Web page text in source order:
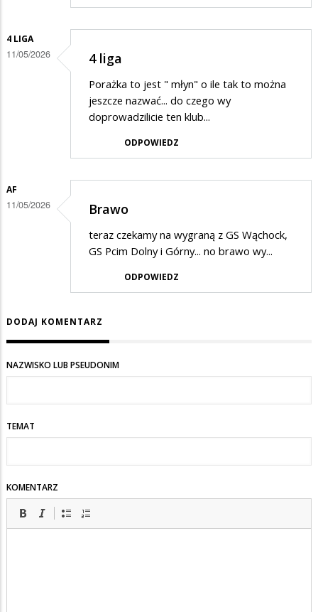
4 LIGA
11/05/2026 4 liga
Porażka to jest " młyn" o ile tak to można
jeszcze nazwać... do czego wy
doprowadzilicie ten klub...
ODPOWIEDZ
AF
11/05/2026 Brawo
teraz czekamy na wygraną z GS Wąchock,
GS Pcim Dolny i Górny... no brawo wy...
ODPOWIEDZ
DODAJ KOMENTARZ
NAZWISKO LUB PSEUDONIM
TEMAT
KOMENTARZ